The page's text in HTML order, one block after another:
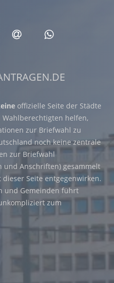
offizielle Seite der Städte
Wahlberechtigten helfen,
zur Briefwahl zu
noch keine zentrale
zur Briefwahl
und Anschriften) gesammelt
Seite entgegenwirken.
und Gemeinden führt
zum